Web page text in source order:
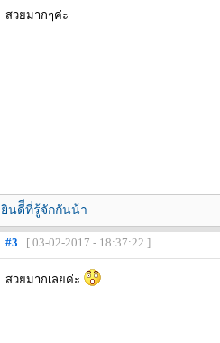
สวยมากๆค่ะ
ยินดีีที่รู้จักกันน้า
#3 [ 03-02-2017 - 18:37:22 ]
สวยมากเลยค่ะ